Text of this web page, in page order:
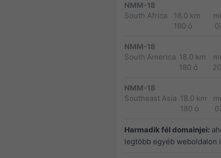
NMM-18
South Africa
18.0 km
180 ó
NMM-18
South America 18.0 km
180 ó
NMM-18
Southeast Asia 18.0 km
180 ó
Harmadik fél domainjei:
legtöbb egyéb weboldalon